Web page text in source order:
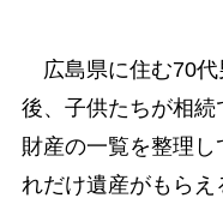
広島県に住む70代
後、子供たちが相
財産の一覧を整理
れだけ遺産がもら